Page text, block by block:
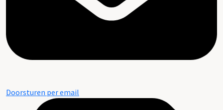
Doorsturen per email